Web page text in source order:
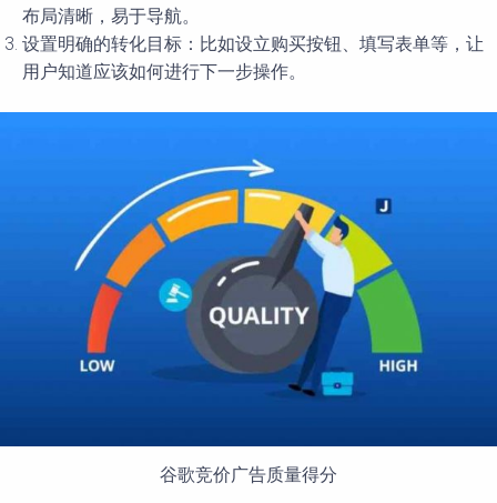
布局清晰，易于导航。
设置明确的转化目标：比如设立购买按钮、填写表单等，让
用户知道应该如何进行下一步操作。
谷歌竞价广告质量得分